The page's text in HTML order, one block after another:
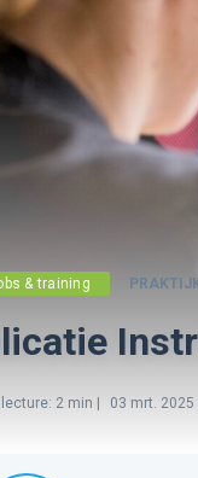
& training
: 2 min | 03 mrt. 2025